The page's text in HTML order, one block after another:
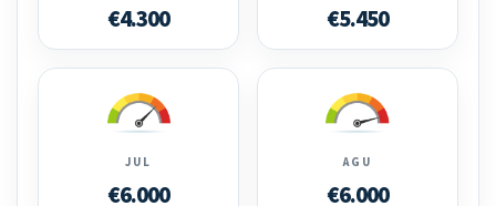
€4.300 €5.450
JUL
€6.000
AGU
€6.000